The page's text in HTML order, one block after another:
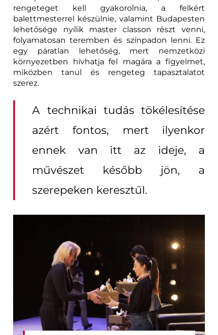
rengeteget kell gyakorolnia, a felkért
balettmesterrel készülnie, valamint Budapesten
lehetősége nyílik master classon részt venni,
folyamatosan teremben és színpadon lenni. Ez
egy páratlan lehetőség, mert nemzetközi
környezetben hívhatja fel magára a figyelmet,
miközben tanul és rengeteg tapasztalatot
szerez.
A technikai tudás tökélesítése
azért fontos, mert ilyenkor
ennek van itt az ideje, a
művészet később jön, a
szerepeken keresztűl.